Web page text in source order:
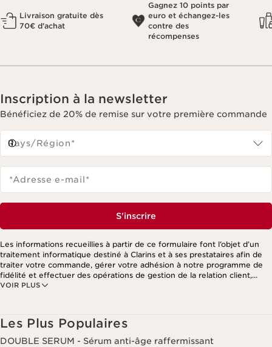
Livraison gratuite dès
70€ d'achat
Gagnez 10 points par
euro et échangez-les
contre des
récompenses
Inscription à la newsletter
Bénéficiez de 20% de remise sur votre première commande
Pays/Région*
*Adresse e-mail*
S'inscrire
VOIR PLUS
Les informations recueillies à partir de ce formulaire font l’objet d’un
traitement informatique destiné à Clarins et à ses prestataires afin de
traiter votre commande, gérer votre adhésion à notre programme de
fidélité et effectuer des opérations de gestion de la relation client,
notamment pour vous adresser des offres personnalisées en fonction
Les Plus Populaires
DOUBLE SERUM - Sérum anti-âge raffermissant